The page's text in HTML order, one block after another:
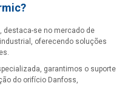
destaca-se no mercado de
oferecendo soluções
garantimos o suporte
do orifício Danfoss,